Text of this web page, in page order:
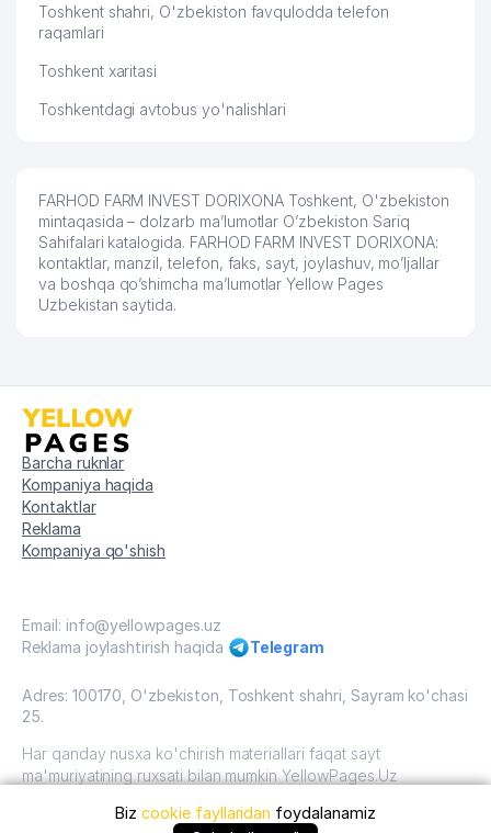
Toshkent shahri, O'zbekiston favqulodda telefon
raqamlari
Toshkent xaritasi
Toshkentdagi avtobus yo'nalishlari
FARHOD FARM INVEST DORIXONA Toshkent, O'zbekiston
mintaqasida – dolzarb ma’lumotlar O’zbekiston Sariq
Sahifalari katalogida. FARHOD FARM INVEST DORIXONA:
kontaktlar, manzil, telefon, faks, sayt, joylashuv, mo’ljallar
va boshqa qo’shimcha ma’lumotlar Yellow Pages
Uzbekistan saytida.
Barcha ruknlar
Kompaniya haqida
Kontaktlar
Reklama
Kompaniya qo'shish
Email: info@yellowpages.uz
Reklama joylashtirish haqida
Telegram
Adres: 100170, O'zbekiston, Toshkent shahri, Sayram ko'chasi
25.
Har qanday nusxa ko'chirish materiallari faqat sayt
ma'muriyatining ruxsati bilan mumkin YellowPages.Uz
O'zbekiston, 2009 - 2026 / O'zbekiston "sariq
Bizcookie fayllaridan foydalanamiz